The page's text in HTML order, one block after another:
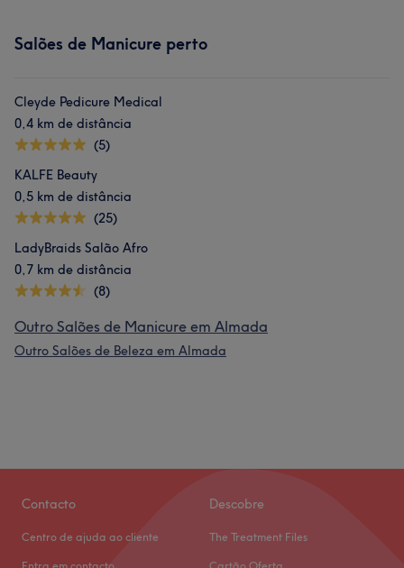
Salões de Manicure perto
Cleyde Pedicure Medical
0,4 km de distância
(5)
KALFE Beauty
0,5 km de distância
(25)
LadyBraids Salão Afro
0,7 km de distância
(8)
Outro Salões de Manicure em Almada
Outro Salões de Beleza em Almada
Contacto
Centro de ajuda ao cliente
Descobre
The Treatment Files